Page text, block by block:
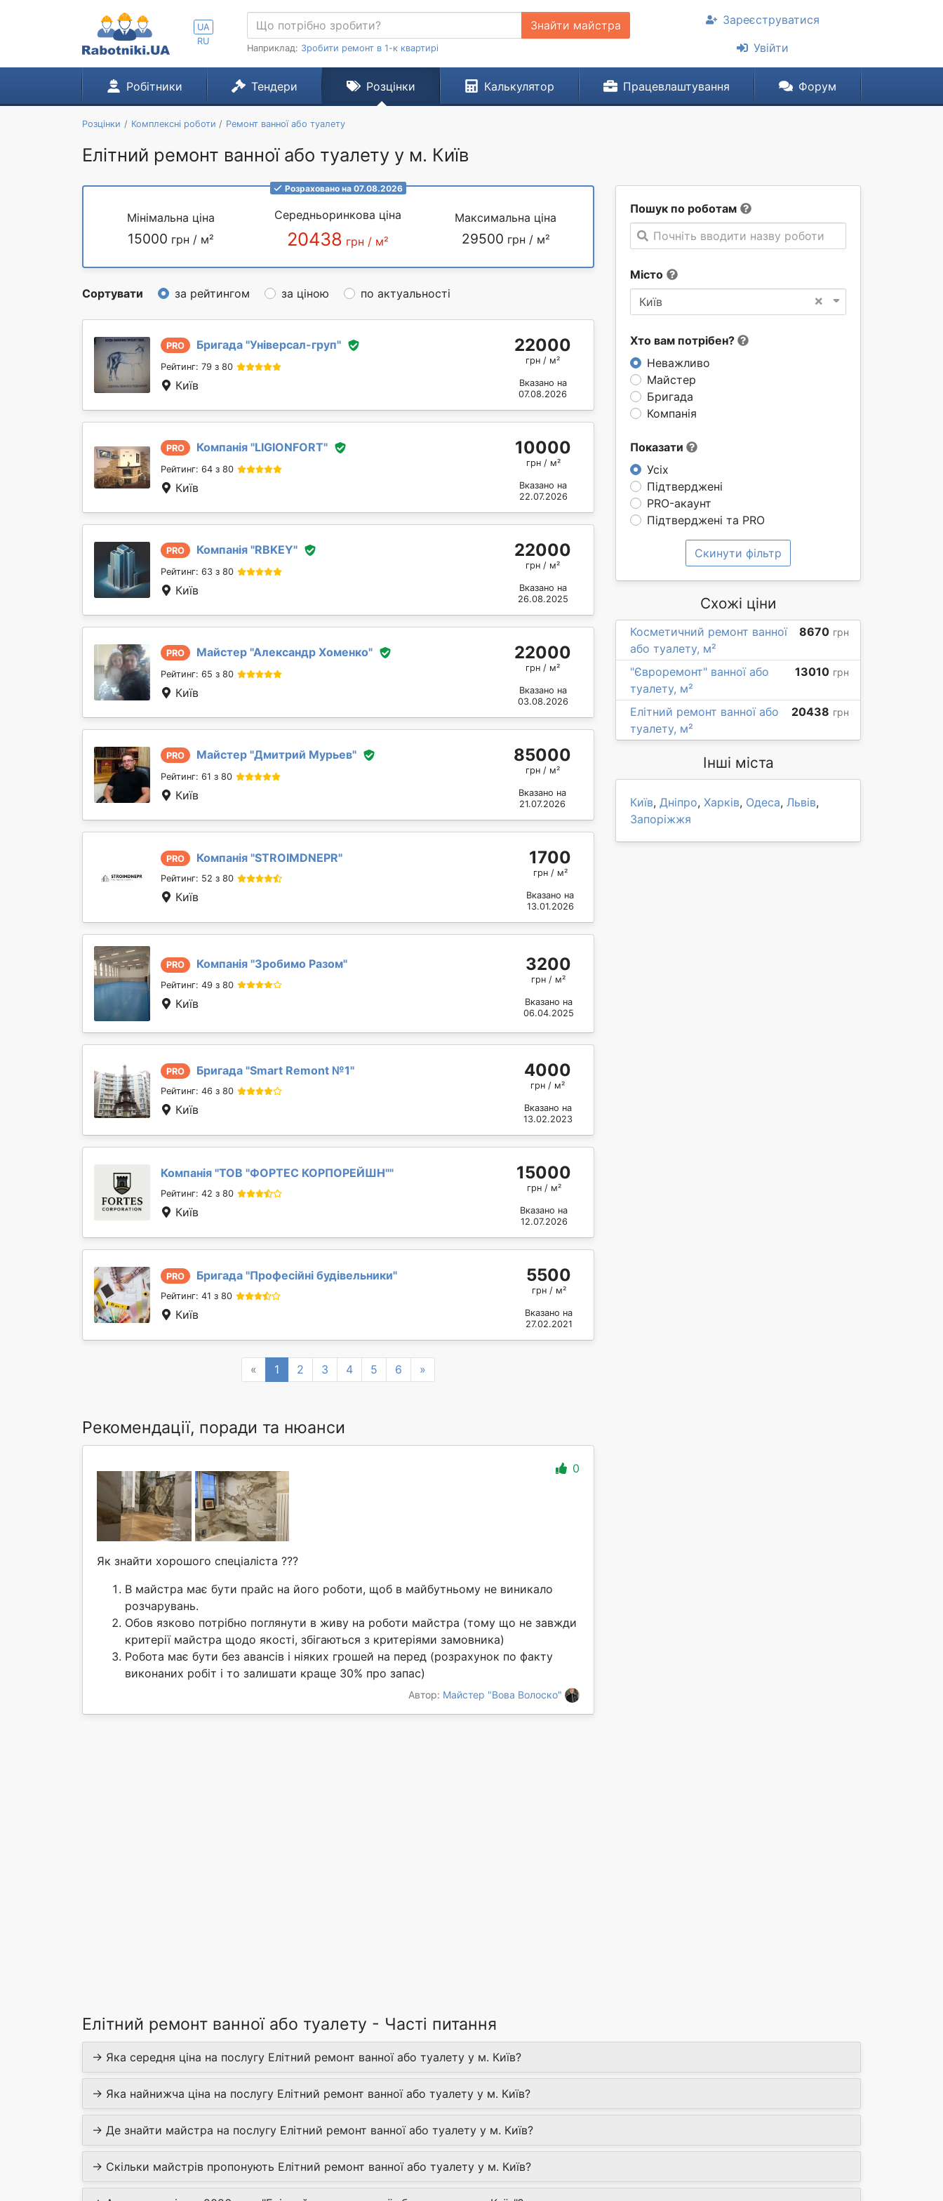
UA
RU
Знайти майстра
Наприклад: Зробити ремонт в 1-к квартирі
Зареєструватися
Увійти
Робітники Тендери Розцінки Калькулятор Працевлаштування Форум
Розцінки Комплексні роботи Ремонт ванної або туалету
Елітний ремонт ванної або туалету у м. Київ
Пошук по роботам
Почніть вводити назву роботи
Місто
×
Київ
Хто вам потрібен?
Неважливо
Майстер
Бригада
Компанія
Показати
Усіх
Підтверджені
PRO-акаунт
Підтверджені та PRO
Скинути фільтр
Розраховано на 07.08.2026
Мінімальна ціна
15000 грн / м²
Середньоринкова ціна
20438 грн / м²
Максимальна ціна
29500 грн / м²
Сортувати за рейтингом за ціною по актуальності
PRO Бригада "Універсал-груп"
Рейтинг: 79 з 80
Київ
22000
грн / м²
Вказано на
07.08.2026
PRO Компанія "LIGIONFORT"
Рейтинг: 64 з 80
Київ
10000
грн / м²
Вказано на
22.07.2026
PRO Компанія "RBKEY"
Рейтинг: 63 з 80
Київ
22000
грн / м²
Вказано на
26.08.2025
PRO Майстер "Александр Хоменко"
Рейтинг: 65 з 80
Київ
22000
грн / м²
Вказано на
03.08.2026
PRO Майстер "Дмитрий Мурьев"
Рейтинг: 61 з 80
Київ
85000
грн / м²
Вказано на
21.07.2026
PRO Компанія "STROIMDNEPR"
Рейтинг: 52 з 80
Київ
1700
грн / м²
Вказано на
13.01.2026
PRO Компанія "Зробимо Разом"
Рейтинг: 49 з 80
Київ
3200
грн / м²
Вказано на
06.04.2025
PRO Бригада "Smart Remont №1"
Рейтинг: 46 з 80
Київ
4000
грн / м²
Вказано на
13.02.2023
Компанія "ТОВ "ФОРТЕС КОРПОРЕЙШН""
Рейтинг: 42 з 80
Київ
15000
грн / м²
Вказано на
12.07.2026
PRO Бригада "Професійні будівельники"
Рейтинг: 41 з 80
Київ
5500
грн / м²
Вказано на
27.02.2021
« Previous
1 2 3 4 5 6 »
Рекомендації, поради та нюанси
0
Як знайти хорошого спеціаліста ???
В майстра має бути прайс на його роботи, щоб в майбутньому не виникало
розчарувань.
Обов язково потрібно поглянути в живу на роботи майстра (тому що не завжди
критерії майстра щодо якості, збігаються з критеріями замовника)
Робота має бути без авансів і ніяких грошей на перед (розрахунок по факту
виконаних робіт і то залишати краще 30% про запас)
Автор: Майстер "Вова Волоско"
Схожі ціни
Косметичний ремонт ванної
або туалету, м²
8670 грн
"Євроремонт" ванної або
туалету, м²
13010 грн
Елітний ремонт ванної або
туалету, м²
20438 грн
Інші міста
Київ, Дніпро, Харків, Одеса, Львів,
Запоріжжя
Елітний ремонт ванної або туалету - Часті питання
→ Яка середня ціна на послугу Елітний ремонт ванної або туалету у м. Київ?
→ Яка найнижча ціна на послугу Елітний ремонт ванної або туалету у м. Київ?
→ Де знайти майстра на послугу Елітний ремонт ванної або туалету у м. Київ?
→ Скільки майстрів пропонують Елітний ремонт ванної або туалету у м. Київ?